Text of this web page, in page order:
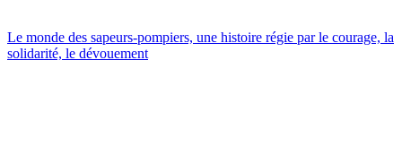
Le monde des sapeurs-pompiers, une histoire régie par le courage, la
solidarité, le dévouement